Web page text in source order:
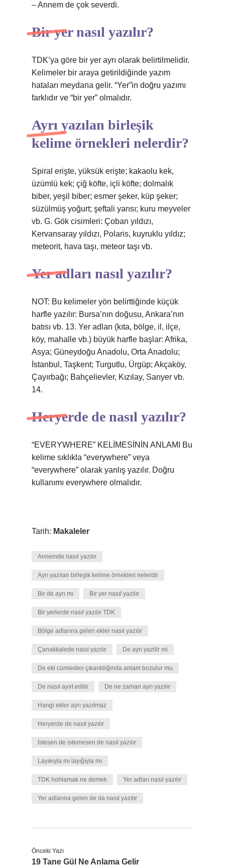
– Annem de çok severdi.
Bir yer nasıl yazılır?
TDK’ya göre bir yer ayrı olarak belirtilmelidir.
Kelimeler bir araya getirildiğinde yazım
hataları meydana gelir. “Yer”in doğru yazımı
farklıdır ve “bir yer” olmalıdır.
Ayrı yazılan birleşik
kelime örnekleri nelerdir?
Spiral erişte, yüksük erişte; kakaolu kek,
üzümlü kek; çiğ köfte, içli köfte; dolmalık
biber, yeşil biber; esmer şeker, küp şeker;
süzülmüş yoğurt; şeftali yarısı; kuru meyveler
vb. G. Gök cisimleri: Çoban yıldızı,
Kervansaray yıldızı, Polaris, kuyruklu yıldız;
meteorit, hava taşı, meteor taşı vb.
Yer adları nasıl yazılır?
NOT: Bu kelimeler yön belirttiğinde küçük
harfle yazılır: Bursa’nın doğusu, Ankara’nın
batısı vb. 13. Yer adları (kıta, bölge, il, ilçe,
köy, mahalle vb.) büyük harfle başlar: Afrika,
Asya; Güneydoğu Anadolu, Orta Anadolu;
İstanbul, Taşkent; Turgutlu, Ürgüp; Akçaköy,
Çayırbağı; Bahçelievler, Kızılay, Sarıyer vb.
14.
Heryerde de nasıl yazılır?
“EVERYWHERE” KELİMESİNİN ANLAMI Bu
kelime sıklıkla “everywhere” veya
“everywhere” olarak yanlış yazılır. Doğru
kullanımı everywhere olmalıdır.
Tarih: Makaleler
Annemde nasıl yazılır
Ayrı yazılan birleşik kelime örnekleri nelerdir
Bir de ayrı mı Bir yer nasıl yazılır
Bir yerlerde nasıl yazılır TDK
Bölge adlarına gelen ekler nasıl yazılır
Çanakkalede nasıl yazılır De ayri yazilir mi
De eki cümleden çıkarıldığında anlam bozulur mu
De nasıl ayırt edilir De ne zaman ayrı yazılır
Hangi ekler ayrı yazılmaz
Heryerde de nasıl yazılır
İstesen de istemesen de nasıl yazılır
Layıkıyla mı layığıyla mı
TDK hohlamak ne demek Yer adları nasıl yazılır
Yer adlarına gelen de da nasıl yazılır
Önceki Yazı
19 Tane Gül Ne Anlama Gelir